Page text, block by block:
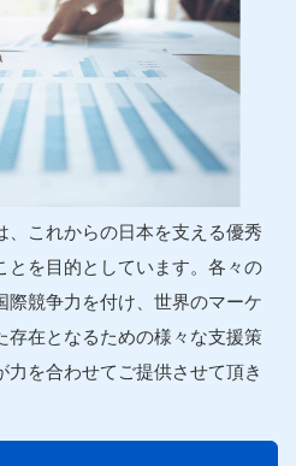
、これからの日本を支える優秀
とを目的としています。各々の
際競争力を付け、世界のマーケ
存在となるための様々な支援策
力を合わせてご提供させて頂き